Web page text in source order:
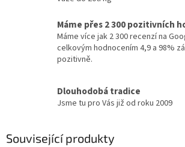
Máme přes 2 300 pozitivních
Máme více jak 2 300 recenzí na
celkovým hodnocením 4,9 a 98%
pozitivně.
Dlouhodobá tradice
Jsme tu pro Vás již od roku 2009
Související produkty